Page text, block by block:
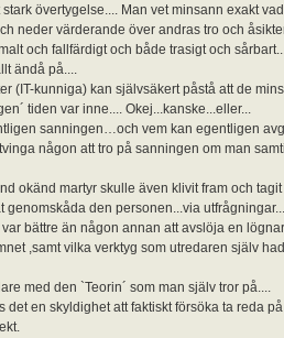
övertygelse.... Man vet minsann exakt
neder värderande över andras tro och
och fallfärdigt och både trasigt och
ändå på....
(IT-kunniga) kan självsäkert påstå att de
tiden var inne.... Okej...kanske...eller...
sanningen…och vem kan egentligen
någon att tro på sanningen om man
okänd martyr skulle även klivit fram och tagit
genomskåda den personen...via
bättre än någon annan att avslöja en
,samt vilka verktyg som utredaren själv
med den `Teorin´ som man själv tror på....
det en skyldighet att faktiskt försöka ta reda